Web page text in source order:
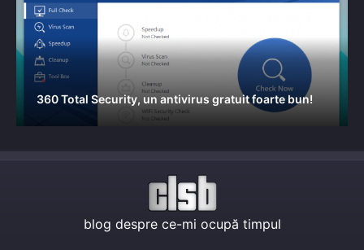
360 Total Security, un antivirus gratuit foarte bun!
blog despre ce-mi ocupă timpul